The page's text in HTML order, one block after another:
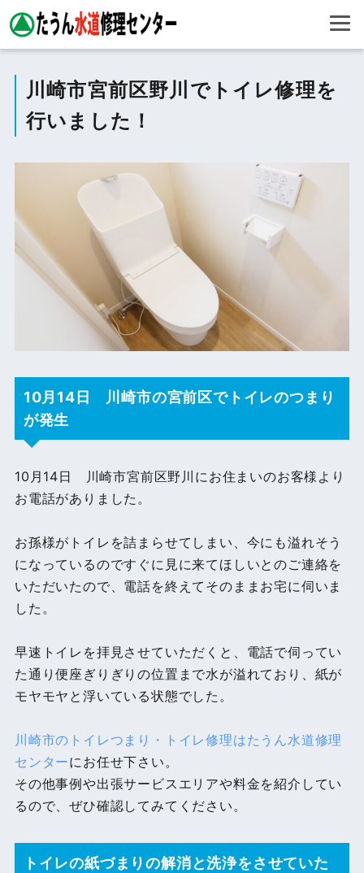
川崎市宮前区野川でトイレ修理を
行いました！
10月14日 川崎市の宮前区でトイレのつまり
が発生
10月14日 川崎市宮前区野川にお住まいのお客様より
お電話がありました。
お孫様がトイレを詰まらせてしまい、今にも溢れそう
になっているのですぐに見に来てほしいとのご連絡を
いただいたので、電話を終えてそのままお宅に伺いま
した。
早速トイレを拝見させていただくと、電話で伺ってい
た通り便座ぎりぎりの位置まで水が溢れており、紙が
モヤモヤと浮いている状態でした。
川崎市のトイレつまり・トイレ修理はたうん水道修理
センターにお任せ下さい。
その他事例や出張サービスエリアや料金を紹介してい
るので、ぜひ確認してみてください。
トイレの紙づまりの解消と洗浄をさせていた